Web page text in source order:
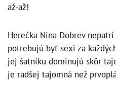
až-až!
Herečka Nina Dobrev
potrebujú byť sexi za
jej šatníku dominujú skôr
je radšej tajomná než